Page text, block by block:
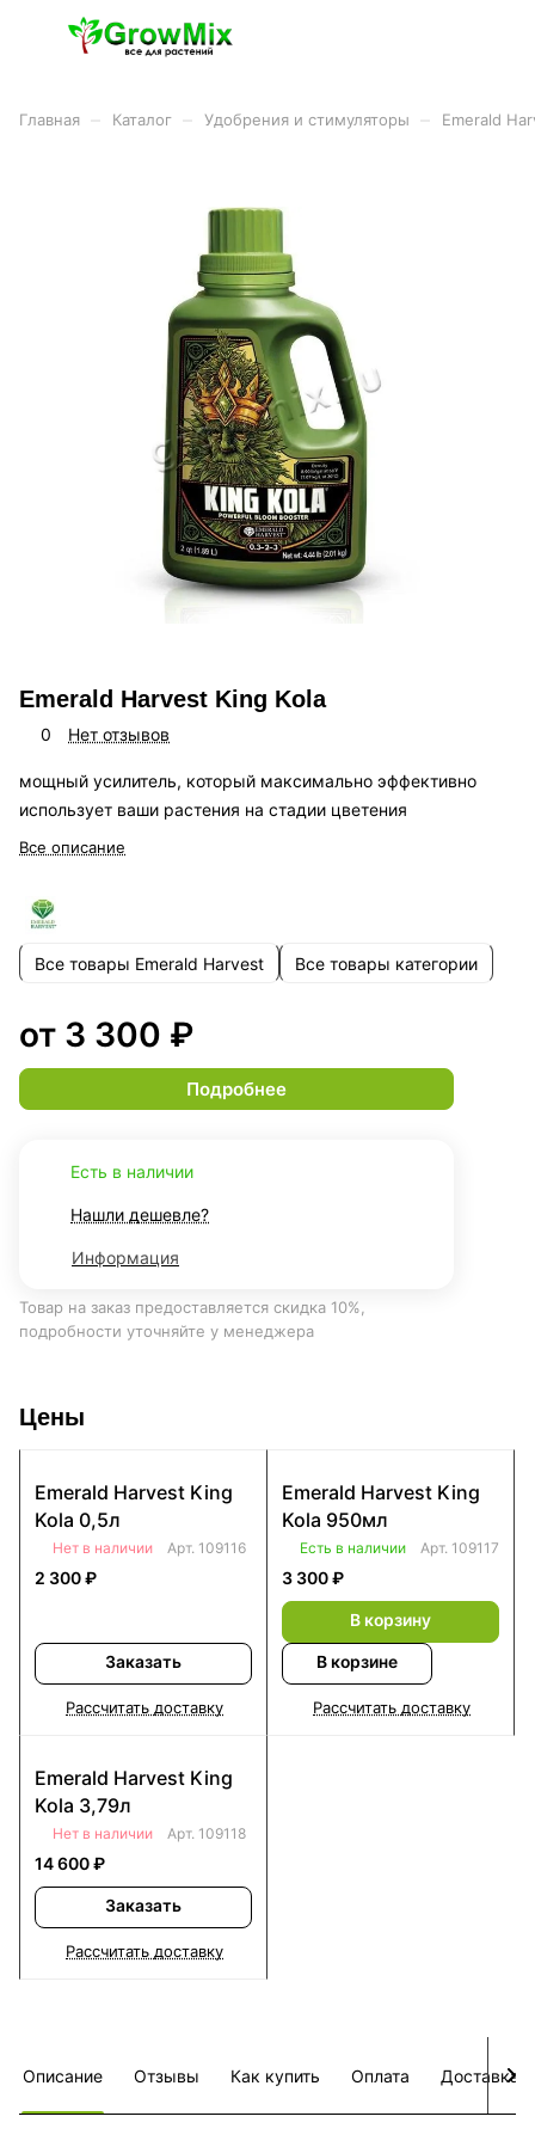
Главная Каталог Удобрения и стимуляторы Emerald
Emerald Harvest King Kola
0 Нет отзывов
мощный усилитель, который максимально эффективно
использует ваши растения на стадии цветения
Все описание
Все товары Emerald Harvest Все товары категории
от 3 300 ₽
Подробнее
Есть в наличии
Нашли дешевле?
Информация
Товар на заказ предоставляется скидка 10%,
подробности уточняйте у менеджера
Цены
Emerald Harvest King
Kola 0,5л
Нет в наличии Арт. 109116
2 300 ₽
Заказать
Рассчитать доставку
Emerald Harvest King
Kola 950мл
Есть в наличии Арт. 109117
3 300 ₽
В корзину
В корзине
Рассчитать доставку
Emerald Harvest King
Kola 3,79л
Нет в наличии Арт. 109118
14 600 ₽
Заказать
Рассчитать доставку
Описание Отзывы Как купить Оплата Доставка